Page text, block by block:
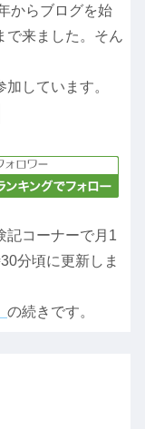
からブログを始
で来ました。そん
しています。
記コーナーで月1
分頃に更新しま
の続きです。